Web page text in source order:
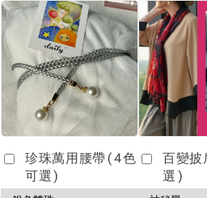
珍珠萬用腰帶(4色
可選)
百變
選)